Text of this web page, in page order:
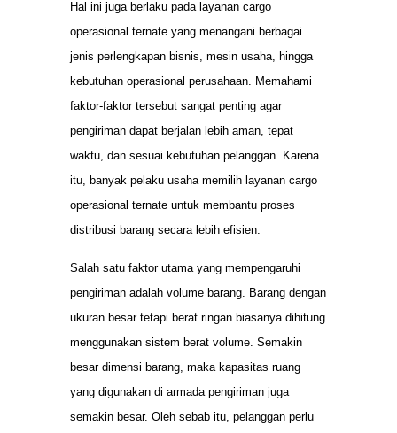
Hal ini juga berlaku pada layanan cargo
operasional ternate yang menangani berbagai
jenis perlengkapan bisnis, mesin usaha, hingga
kebutuhan operasional perusahaan. Memahami
faktor-faktor tersebut sangat penting agar
pengiriman dapat berjalan lebih aman, tepat
waktu, dan sesuai kebutuhan pelanggan. Karena
itu, banyak pelaku usaha memilih layanan cargo
operasional ternate untuk membantu proses
distribusi barang secara lebih efisien.
Salah satu faktor utama yang mempengaruhi
pengiriman adalah volume barang. Barang dengan
ukuran besar tetapi berat ringan biasanya dihitung
menggunakan sistem berat volume. Semakin
besar dimensi barang, maka kapasitas ruang
yang digunakan di armada pengiriman juga
semakin besar. Oleh sebab itu, pelanggan perlu